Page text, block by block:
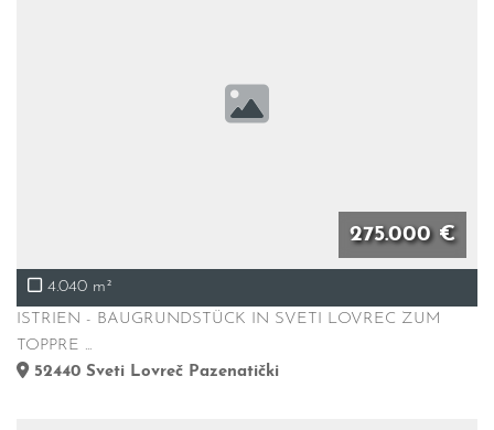
275.000 €
4.040 m²
ISTRIEN - BAUGRUNDSTÜCK IN SVETI LOVREC ZUM
TOPPRE ...
52440 Sveti Lovreč Pazenatički